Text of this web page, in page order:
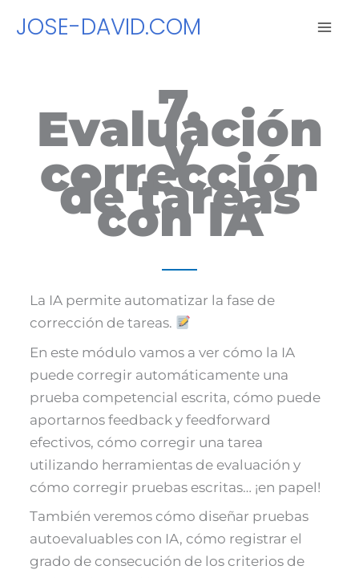
JOSE-DAVID.COM
7.
Evaluación
y
corrección
de tareas
con IA
La IA permite automatizar la fase de
corrección de tareas.
En este módulo vamos a ver cómo la IA
puede corregir automáticamente una
prueba competencial escrita, cómo puede
aportarnos feedback y feedforward
efectivos, cómo corregir una tarea
utilizando herramientas de evaluación y
cómo corregir pruebas escritas… ¡en papel!
También veremos cómo diseñar pruebas
autoevaluables con IA, cómo registrar el
grado de consecución de los criterios de